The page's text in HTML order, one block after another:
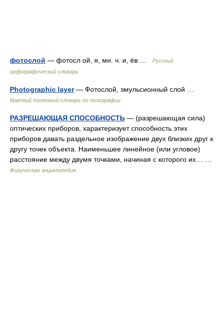
фотослой — фотосл ой, я, мн. ч. и, ёв …
Русский
орфографический словарь
Photographic layer— Фотослой, эмульсионный слой …
Краткий толковый словарь по полиграфии
РАЗРЕШАЮЩАЯ СПОСОБНОСТЬ — (разрешающая сила)
оптических приборов, характеризует способность этих
приборов давать раздельное изображение двух близких друг к
другу точек объекта. Наименьшее линейное (или угловое)
расстояние между двумя точками, начиная с которого их… …
Физическая энциклопедия